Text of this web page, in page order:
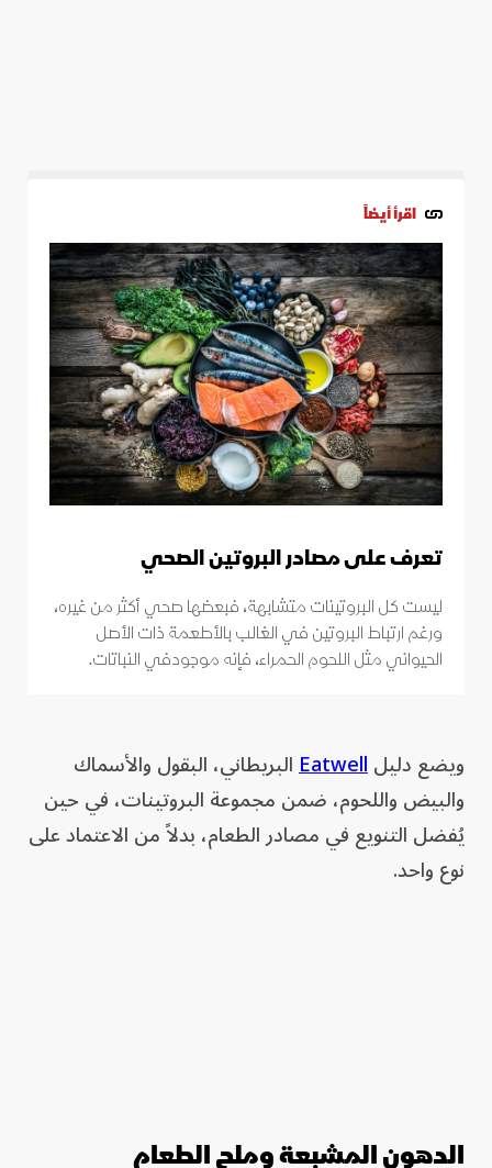
اقرأ أيضاً
تعرف على مصادر البروتين الصحي
ليست كل البروتينات متشابهة، فبعضها صحي أكثر من غيره،
ورغم ارتباط البروتين في الغالب بالأطعمة ذات الأصل
الحيواني مثل اللحوم الحمراء، فإنه موجودفي النباتات.
ويضع دليلEatwellالبريطاني، البقول والأسماك
والبيض واللحوم، ضمن مجموعة البروتينات، في حين
يُفضل التنويع في مصادر الطعام، بدلاً من الاعتماد على
نوع واحد.
الدهون المشبعة وملح الطعام